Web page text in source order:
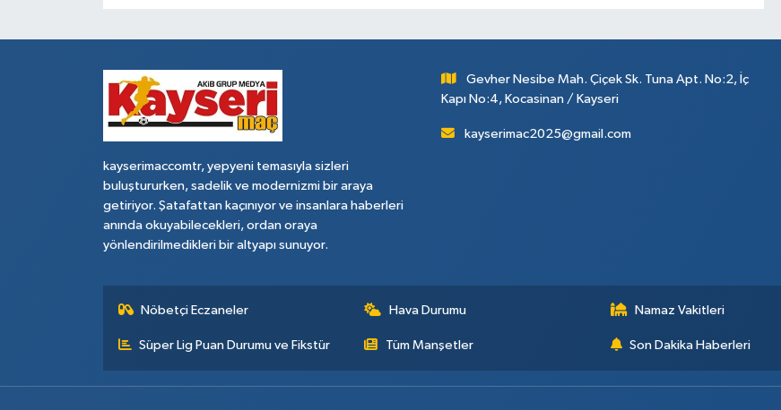
kayserimaccomtr, yepyeni temasıyla sizleri
buluştururken, sadelik ve modernizmi bir araya
getiriyor. Şatafattan kaçınıyor ve insanlara haberleri
anında okuyabilecekleri, ordan oraya
yönlendirilmedikleri bir altyapı sunuyor.
Gevher Nesibe Mah. Çiçek Sk. Tuna Apt. No:2, İç
Kapı No:4, Kocasinan / Kayseri
kayserimac2025@gmail.com
Nöbetçi Eczaneler Hava Durumu Namaz Vakitleri
Süper Lig Puan Durumu ve Fikstür Tüm Manşetler Son Dakika Haberleri